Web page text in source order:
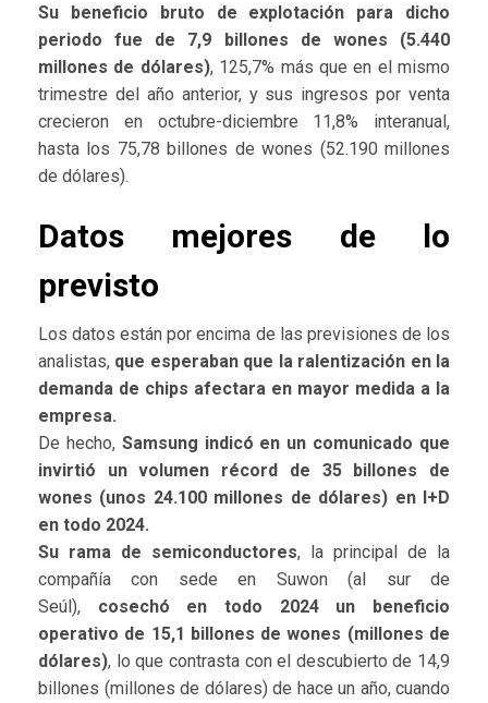
Su beneficio bruto de explotación para dicho
periodo fue de 7,9 billones de wones (5.440
millones de dólares), 125,7% más que en el mismo
trimestre del año anterior, y sus ingresos por venta
crecieron en octubre-diciembre 11,8% interanual,
hasta los 75,78 billones de wones (52.190 millones
de dólares).
Datos mejores de lo
previsto
Los datos están por encima de las previsiones de los
analistas, que esperaban que la ralentización en la
demanda de chips afectara en mayor medida a la
empresa.
De hecho, Samsung indicó en un comunicado que
invirtió un volumen récord de 35 billones de
wones (unos 24.100 millones de dólares) en I+D
en todo 2024.
Su rama de semiconductores, la principal de la
compañía con sede en Suwon (al sur de
Seúl), cosechó en todo 2024 un beneficio
operativo de 15,1 billones de wones (millones de
dólares), lo que contrasta con el descubierto de 14,9
billones (millones de dólares) de hace un año, cuando